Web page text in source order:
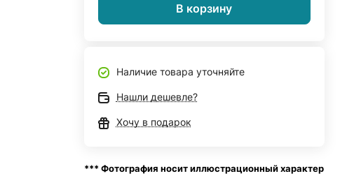
В корзину
Наличие товара уточняйте
Нашли дешевле?
Хочу в подарок
*** Фотография носит иллюстрационный характер